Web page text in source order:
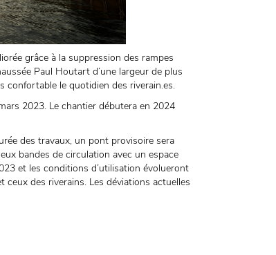
grâce à la suppression des rampes
Paul Houtart d’une largeur de plus
confortable le quotidien des riverain.es.
2023. Le chantier débutera en 2024
des travaux, un pont provisoire sera
bandes de circulation avec un espace
et les conditions d’utilisation évolueront
des riverains. Les déviations actuelles